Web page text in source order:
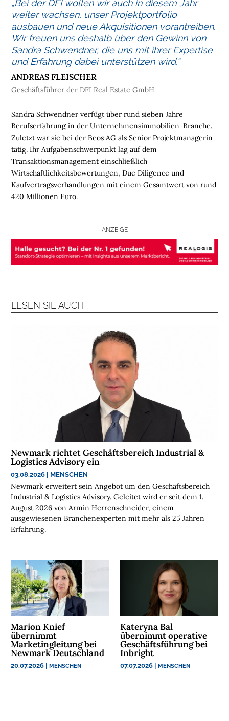
M
E
L
O
I
S
I
K
I
M
M
O
B
I
N
I
R
N
C
F
O
N
D
S
M
E
N
S
„Bei der DFI wollen wir auch in diesem Jahr
weiter wachsen, unser Projektportfolio
ausbauen und neue Akquisitionen vorantreiben.
Wir freuen uns deshalb über den Gewinn von
Sandra Schwendner, die uns mit ihrer Expertise
und Erfahrung dabei unterstützen wird.“
ANDREAS FLEISCHER
Geschäftsführer der DFI Real Estate GmbH
Sandra Schwendner verfügt über rund sieben Jahre
Berufserfahrung in der Unternehmensimmobilien-Branche.
Zuletzt war sie bei der Beos AG als Senior Projektmanagerin
tätig. Ihr Aufgabenschwerpunkt lag auf dem
Transaktionsmanagement einschließlich
Wirtschaftlichkeitsbewertungen, Due Diligence und
Kaufvertragsverhandlungen mit einem Gesamtwert von rund
420 Millionen Euro.
ANZEIGE
LESEN SIE AUCH
Newmark richtet Geschäftsbereich Industrial &
Logistics Advisory ein
03.08.2026 MENSCHEN
Newmark erweitert sein Angebot um den Geschäftsbereich
Industrial & Logistics Advisory. Geleitet wird er seit dem 1.
August 2026 von Armin Herrenschneider, einem
ausgewiesenen Branchenexperten mit mehr als 25 Jahren
Erfahrung.
Marion Knief
übernimmt
Marketingleitung bei
Newmark Deutschland
20.07.2026 |MENSCHEN
Kateryna Bal
übernimmt operative
Geschäftsführung bei
Inbright
07.07.2026 |MENSCHEN